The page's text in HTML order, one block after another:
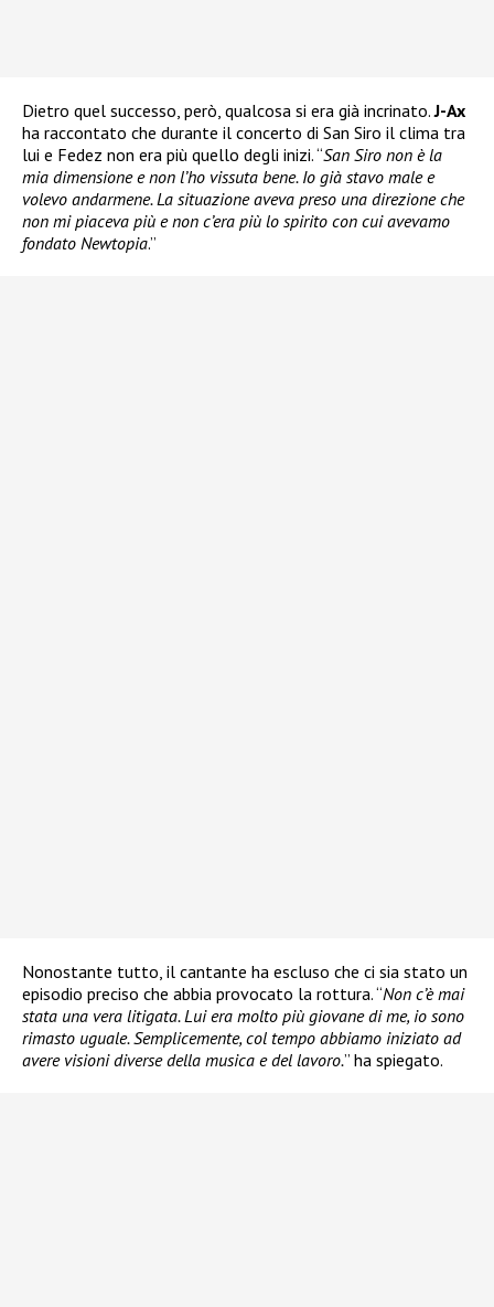
Dietro quel successo, però, qualcosa si era già incrinato.J-Ax
ha raccontato che durante il concerto di San Siro il clima tra
lui e Fedez non era più quello degli inizi. “San Siro non è la
mia dimensione e non l’ho vissuta bene. Io già stavo male e
volevo andarmene. La situazione aveva preso una direzione che
non mi piaceva più e non c’era più lo spirito con cui avevamo
fondato Newtopia.”
Nonostante tutto, il cantante ha escluso che ci sia stato un
episodio preciso che abbia provocato la rottura. “Non c’è mai
stata una vera litigata. Lui era molto più giovane di me, io sono
rimasto uguale. Semplicemente, col tempo abbiamo iniziato ad
avere visioni diverse della musica e del lavoro.” ha spiegato.